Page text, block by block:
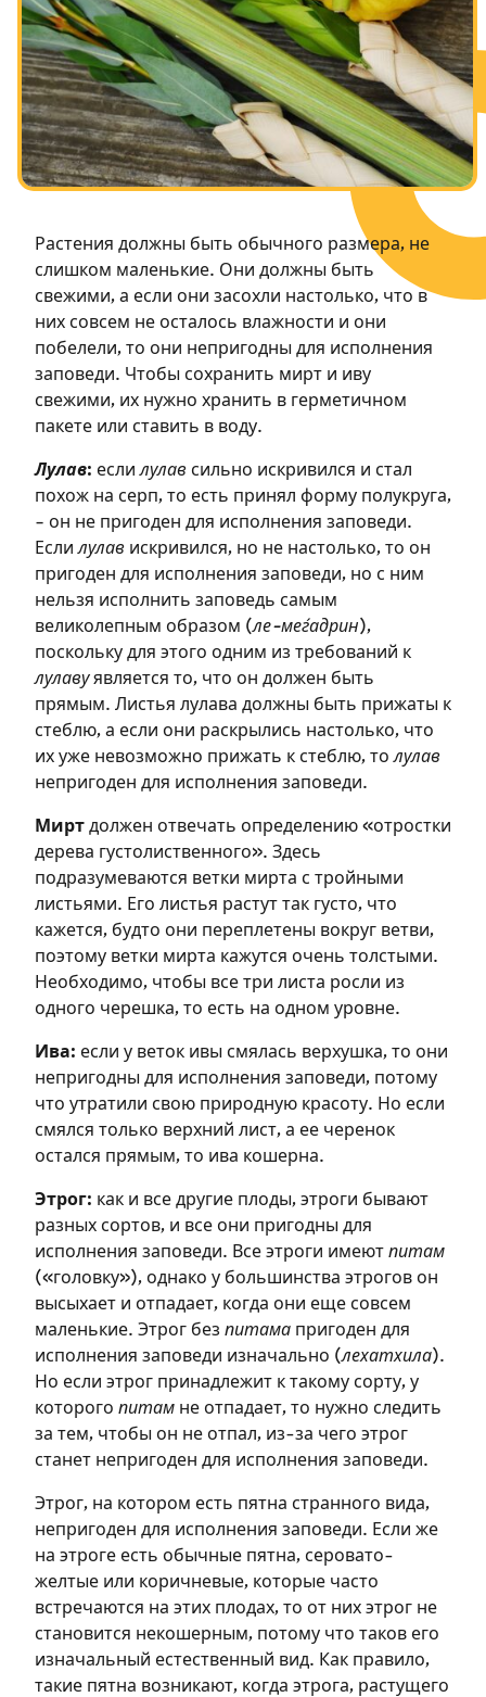
Посты в память о разрушенном Храме
Ханука
Пурим
Растения должны быть обычного размера, не
слишком маленькие. Они должны быть
свежими, а если они засохли настолько, что в
них совсем не осталось влажности и они
побелели, то они непригодны для исполнения
заповеди. Чтобы сохранить мирт и иву
свежими, их нужно хранить в герметичном
пакете или ставить в воду.
Лулав: еслилулав сильно искривился и стал
похож на серп, то есть принял форму полукруга,
– он не пригоден для исполнения заповеди.
Еслилулав искривился, но не настолько, то он
пригоден для исполнения заповеди, но с ним
нельзя исполнить заповедь самым
великолепным образом (ле-меѓадрин),
поскольку для этого одним из требований к
лулавуявляется то, что он должен быть
прямым. Листья лулава должны быть прижаты к
стеблю, а если они раскрылись настолько, что
их уже невозможно прижать к стеблю, толулав
непригоден для исполнения заповеди.
Мирт должен отвечать определению «отростки
дерева густолиственного». Здесь
подразумеваются ветки мирта с тройными
листьями. Его листья растут так густо, что
кажется, будто они переплетены вокруг ветви,
поэтому ветки мирта кажутся очень толстыми.
Необходимо, чтобы все три листа росли из
одного черешка, то есть на одном уровне.
Ива: если у веток ивы смялась верхушка, то они
непригодны для исполнения заповеди, потому
что утратили свою природную красоту. Но если
смялся только верхний лист, а ее черенок
остался прямым, то ива кошерна.
Этрог: как и все другие плоды, этроги бывают
разных сортов, и все они пригодны для
исполнения заповеди. Все этроги имеют питам
(«головку»), однако у большинства этрогов он
высыхает и отпадает, когда они еще совсем
маленькие. Этрог без питама пригоден для
исполнения заповеди изначально (лехатхила).
Но если этрог принадлежит к такому сорту, у
которого питам не отпадает, то нужно следить
за тем, чтобы он не отпал, из-за чего этрог
станет непригоден для исполнения заповеди.
Этрог, на котором есть пятна странного вида,
непригоден для исполнения заповеди. Если же
на этроге есть обычные пятна, серовато-
желтые или коричневые, которые часто
встречаются на этих плодах, то от них этрог не
становится некошерным, потому что таков его
изначальный естественный вид. Как правило,
такие пятна возникают, когда этрога, растущего
Зарегистрироваться
на сайте
Чтобы делать пометки на сайте,
необходимо зарегистрироваться.